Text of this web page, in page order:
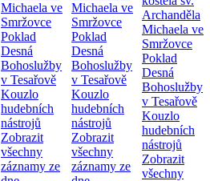
Michaela ve
Smržovce
Poklad
Desná
Bohoslužby
v Tesařově
Kouzlo
hudebních
nástrojů
Zobrazit
všechny
záznamy ze
Michaela ve
Smržovce
Poklad
Desná
Bohoslužby
v Tesařově
Kouzlo
hudebních
nástrojů
Zobrazit
všechny
záznamy ze
Archanděla
Michaela ve
Smržovce
Poklad
Desná
Bohoslužby
v Tesařově
Kouzlo
hudebních
nástrojů
Zobrazit
všechny